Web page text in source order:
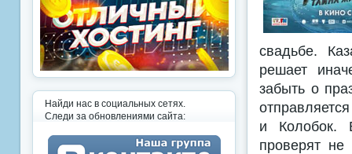
свадьбе.
решает
забыть о
и Колобок.
проверят не
Найди нас в социальных сетях.
Следи за обновлениями сайта: